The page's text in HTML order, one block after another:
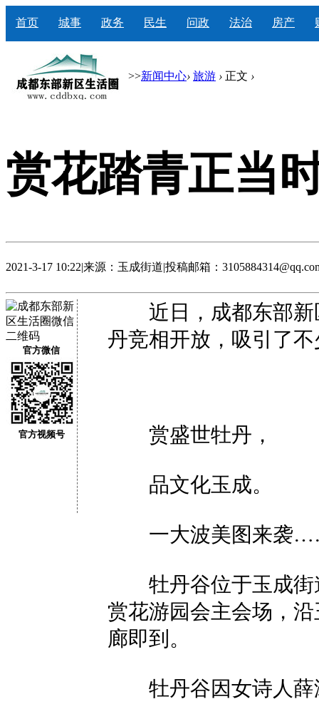
首页 城事 政务 民生 问政 法治 房产
>>新闻中心› 旅游 › 正文 ›
赏花踏青正当
2021-3-17 10:22|来源：玉成街道|投稿邮箱：
官方微信
官方视频号
近日，成都东部新
丹竞相开放，吸引了
赏盛世牡丹，
品文化玉成。
一大波美图来袭
牡丹谷位于玉成街
赏花游园会主会场，
廊即到。
牡丹谷因女诗人薛